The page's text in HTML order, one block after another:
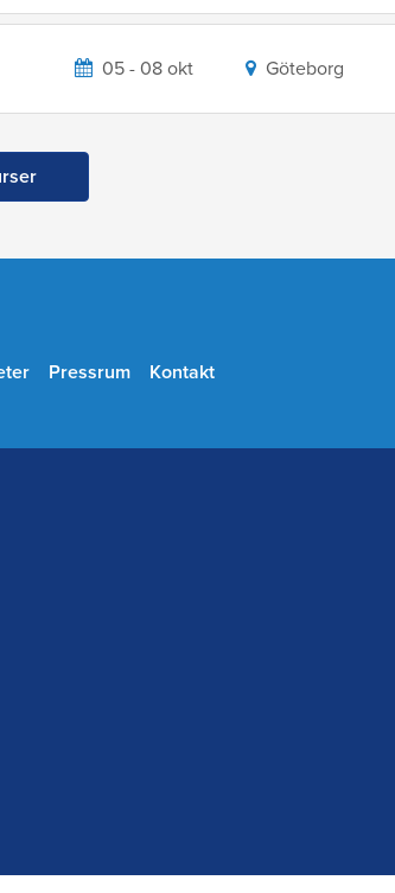
05 - 08 okt Göteborg
Pressrum Kontakt